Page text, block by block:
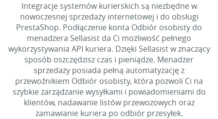
Integracje systemów kurierskich są niezbędne w
nowoczesnej sprzedaży internetowej i do obsługi
PrestaShop. Podłączenie konta Odbiór osobisty do
menadżera Sellasist da Ci możliwość pełnego
wykorzystywania API kuriera. Dzięki Sellasist w znaczący
sposób oszczędzisz czas i pieniądze. Menadżer
sprzedaży posiada pełną automatyzację z
przewoźnikiem Odbiór osobisty, która pozwoli Ci na
szybkie zarządzanie wysyłkami i powiadomieniami do
klientów, nadawanie listów przewozowych oraz
zamawianie kuriera po odbiór przesyłek.